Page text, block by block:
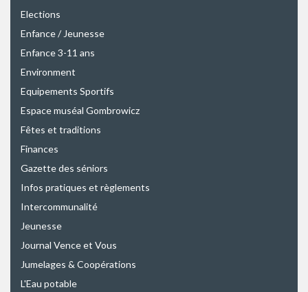
Elections
Enfance / Jeunesse
Enfance 3-11 ans
Environment
Equipements Sportifs
Espace muséal Gombrowicz
Fêtes et traditions
Finances
Gazette des séniors
Infos pratiques et règlements
Intercommunalité
Jeunesse
Journal Vence et Vous
Jumelages & Coopérations
L'Eau potable